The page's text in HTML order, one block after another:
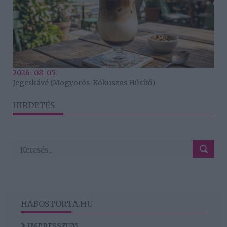
2026-08-05.
Jegeskávé (Mogyorós-Kókuszos Hűsítő)
HIRDETÉS
HABOSTORTA.HU